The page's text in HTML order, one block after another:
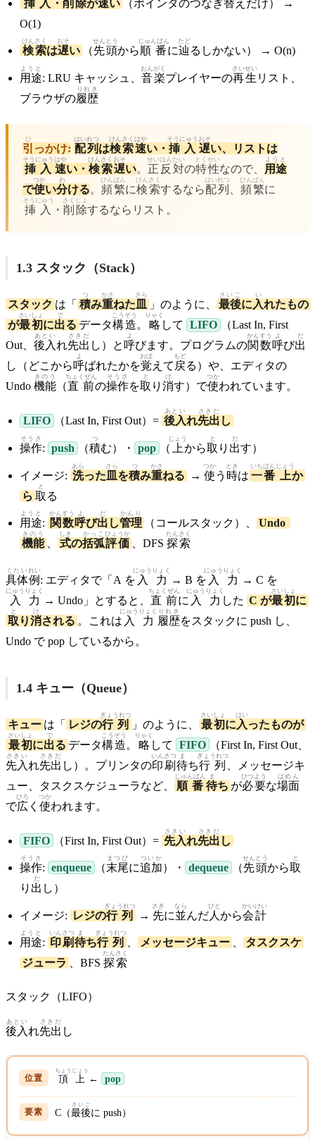
挿入 ・ 削除が速い （ポインタのつなぎ替えだけ） →
O(1)
検索
けんさく
は遅
おそ
い （先頭
せんとう
から順番
じゅんばん
に辿
たど
るしかない） → O(n)
用途
ようと
: LRU キャッシュ、 音楽
おんがく
プレイヤーの再生
さいせい
リスト、
ブラウザの履歴
りれき
引
ひ
っかけ: 配列
はいれつ
は検索
けんさく
速
はや
い・ 挿入
そうにゅう
遅
おそ
い、リストは
挿入
そうにゅう
速
はや
い・ 検索
けんさく
遅
おそ
い。 正
せい
反対
はんたい
の特性
とくせい
なので、 用途
ようと
で使
つか
い分
わ
ける。 頻繁
ひんぱん
に検索
けんさく
するなら配列
はいれつ
頻繁
ひんぱん
に
挿入
そうにゅう
・ 削除
さくじょ
するならリスト。
1.3 スタック（Stack）
スタック は「 積
つ
み重
かさ
ねた 皿
さら
」のように、 最後
さいご
に 入
い
れたもの
が最初
さいしょ
に出
で
る データ構造
こうぞう
。 略
りゃく
して LIFO
（Last In, First
Out、 後入
あとい
れ先出
さきだ
し）と 呼
よ
びます。プログラムの関数
かんすう
呼
よ
び出
だ
し（どこから呼
よ
ばれたかを覚
おぼ
えて 戻
もど
る）や、エディタの
Undo 機能
きのう
（直前
ちょくぜん
の操作
そうさ
を取
と
り 消
け
す）で使
つか
われています。
LIFO （Last In, First Out）= 後入
あとい
れ先出
さきだ
し
操作
そうさ
: push （積
つ
む）・ pop （ 上
じょう
から取
と
り 出
だ
す）
イメージ: 洗
あら
った 皿
さら
を積
つ
み重
かさ
ねる → 使
つか
う 時
とき
は 一
いち
番
ばん
上
じょう
か
ら 取
と
る
用途
ようと
: 関数
かんすう
呼
よ
び出
だ
し管理
かんり
（コールスタック）、
Undo
機能
きのう
式
しき
の括弧
かっこ
評価
ひょうか
、DFS 探索
たんさく
具体
ぐたい
例
れい
: エディタで「A を 入力
にゅうりょく
→ B を 入力
にゅうりょく
→ C を
入力
にゅうりょく
→ Undo」とすると、 直前
ちょくぜん
に 入力
にゅうりょく
した C が最初
さいしょ
に
取
と
り消
け
される 。これは 入力
にゅうりょく
履歴
りれき
をスタックに push し、
Undo で pop しているから。
1.4 キュー（Queue）
キュー は「 レジの行列
ぎょうれつ
」のように、 最初
さいしょ
に 入
はい
ったものが
最初
さいしょ
に出
で
る データ構造
こうぞう
。 略
りゃく
して FIFO
（First In, First Out、
先入
さきい
れ先出
さきだ
し）。プリンタの印刷
いんさつ
待
ま
ち行列
ぎょうれつ
、メッセージキ
ュー、タスクスケジューラなど、
順番
じゅんばん
待
ま
ち が必要
ひつよう
な場面
ばめん
で広
ひろ
く 使
つか
われます。
FIFO （First In, First Out）= 先入
さきい
れ先出
さきだ
し
操作
そうさ
: enqueue （末尾
まつび
に追加
ついか
）・ dequeue （先頭
せんとう
から取
と
り 出
だ
し）
イメージ: レジの行列
ぎょうれつ
→ 先
さき
に並
なら
んだ人
ひと
から会計
かいけい
用途
ようと
: 印刷
いんさつ
待
ま
ち行列
ぎょうれつ
メッセージキュー
タスクスケ
ジューラ
、BFS 探索
たんさく
スタック（LIFO）
後入
あとい
れ先出
さきだ
し
頂上
ちょうじょう
← pop
C（最後
さいご
に push）